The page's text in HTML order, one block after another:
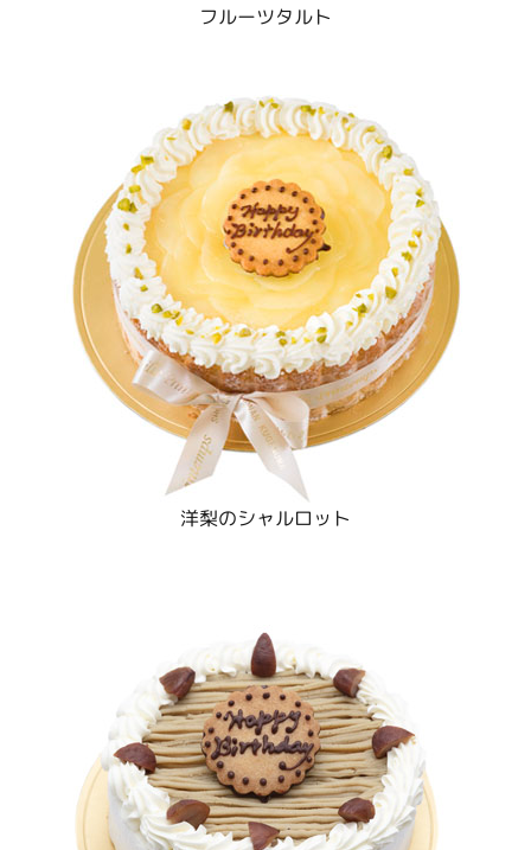
フルーツタルト
洋梨のシャルロット